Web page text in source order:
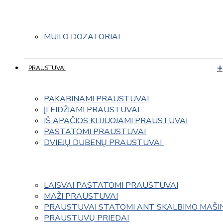
MUILO DOZATORIAI
PRAUSTUVAI
PAKABINAMI PRAUSTUVAI
ĮLEIDŽIAMI PRAUSTUVAI
IŠ APAČIOS KLIJUOJAMI PRAUSTUVAI
PASTATOMI PRAUSTUVAI
DVIEJŲ DUBENŲ PRAUSTUVAI
LAISVAI PASTATOMI PRAUSTUVAI
MAŽI PRAUSTUVAI
PRAUSTUVAI STATOMI ANT SKALBIMO
PRAUSTUVŲ PRIEDAI